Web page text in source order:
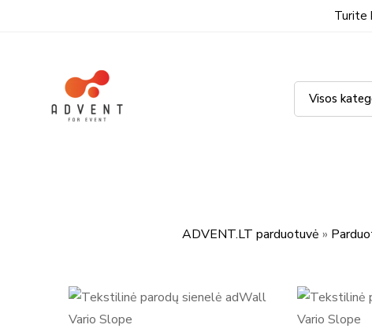
Turite
ADVENT.LT parduotuvė »